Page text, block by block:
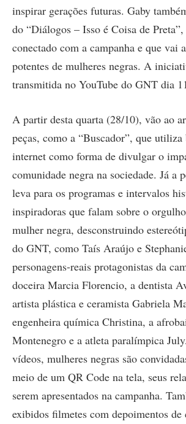
inspirar gerações futuras. Gaby
do “Diálogos – Isso é Coisa de
conectado com a campanha e que vai
potentes de mulheres negras. A
transmitida no YouTube do GNT dia
A partir desta quarta (28/10), vão ao
peças, como a “Buscador”, que utiliza
internet como forma de divulgar o
comunidade negra na sociedade. Já a
leva para os programas e intervalos
inspiradoras que falam sobre o
mulher negra, desconstruindo
do GNT, como Taís Araújo e
personagens-reais protagonistas da
doceira Marcia Florencio, a dentista
artista plástica e ceramista Gabriela
engenheira química Christina, a
Montenegro e a atleta paralímpica
vídeos, mulheres negras são
meio de um QR Code na tela, seus
serem apresentados na campanha.
exibidos filmetes com depoimentos de